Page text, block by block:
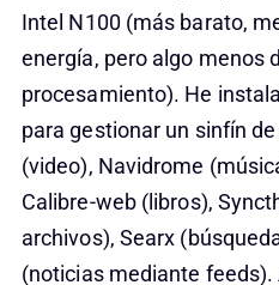
Intel N100 (más barato,
energía, pero algo menos
procesamiento). He
para gestionar un sinfín
(video), Navidrome
Calibre-web (libros),
archivos), Searx
(noticias mediante